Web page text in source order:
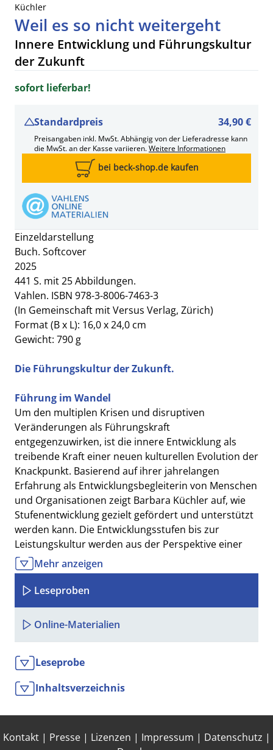
Küchler
Weil es so nicht weitergeht
Innere Entwicklung und Führungskultur
der Zukunft
Einzeldarstellung
Buch. Softcover
2025
441 S. mit 25 Abbildungen.
Vahlen. ISBN 978-3-8006-7463-3
(In Gemeinschaft mit Versus Verlag, Zürich)
Format (B x L): 16,0 x 24,0 cm
Gewicht: 790 g
Die Führungskultur der Zukunft.
Führung im Wandel
Um den multiplen Krisen und disruptiven
Veränderungen als Führungskraft
entgegenzuwirken, ist die innere Entwicklung als
treibende Kraft einer neuen kulturellen Evolution der
Knackpunkt. Basierend auf ihrer jahrelangen
Erfahrung als Entwicklungsbegleiterin von Menschen
und Organisationen zeigt Barbara Küchler auf, wie
Stufenentwicklung gezielt gefördert und unterstützt
werden kann. Die Entwicklungsstufen bis zur
Leistungskultur werden aus der Perspektive einer
Führungskraft beleuchtet, die ihre Mitarbeitenden
aktiv bei ihrer stufenorientierten Weiterentwicklung
unterstützt.
Das Buch
zeigt auf, wie Sie selbst die Grenzen der
Leistungskultur hinter sich lassen und den Übergang
in eine neue Kultur meistern können – eine Kultur,
Entfaltungsmöglichkeiten eröffnet. Dabei gehen
Reifung. Die daraus entstehende Weisheit bildet die
Grundlage für eine transformative Führungskultur,
Mehr anzeigen
sofort lieferbar!
Standardpreis 34,90 €
Preisangaben inkl. MwSt. Abhängig von der Lieferadresse kann
die MwSt. an der Kasse variieren.Weitere Informationen
bei beck-shop.de kaufen
Leseproben
Online-Materialien
Leseprobe
Inhaltsverzeichnis
Kontakt | Presse | Lizenzen | Impressum | Datenschutz |